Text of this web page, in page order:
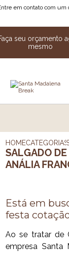
em contato com um
seu orçamento
mesmo
HOMECATEGORIAS
SALGADO
ANÁLIA
Está em
festa
Ao se tratar de
empresa Santa